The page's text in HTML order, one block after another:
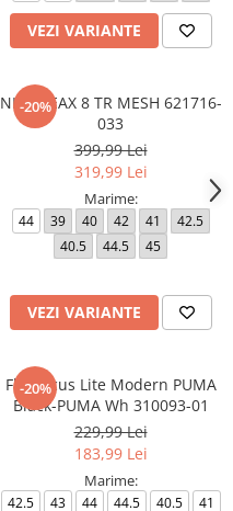
VEZI VARIANTE
-20%
NIKE REAX 8 TR MESH 621716-
033
399,99 Lei
319,99 Lei
Marime:
44 39 40 42 41
42.5
40.5
44.5 45
VEZI VARIANTE
-20%
FlexFocus Lite Modern PUMA
Black-PUMA Wh 310093-01
229,99 Lei
183,99 Lei
Marime:
42.5 43 44 44.5 40.5 41